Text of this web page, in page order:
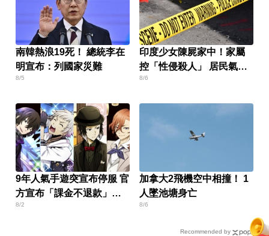
南韓熱浪19死！ 總統李在
明宣布：列國家災難
8/5
印度少女陳屍家中！家屬
控「性侵殺人」 居民氣炸
怒封國道
8/6
9年人氣手遊突宣布停服 官
方宣布「課金不退款」玩
家炸鍋
8/2
加拿大2飛機空中相撞！ 1
人墜池塘身亡
8/6
Recommended by